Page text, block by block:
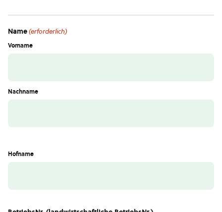
Name(erforderlich)
Vorname
Nachname
Hofname